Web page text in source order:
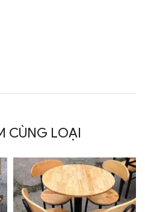
CÙNG LOẠI